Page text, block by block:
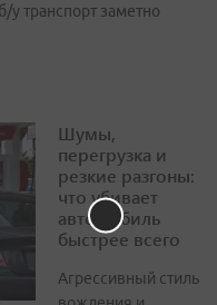
у транспорт заметно
Шумы,
перегрузка и
резкие разгоны:
что убивает
автомобиль
быстрее всего
Агрессивный стиль